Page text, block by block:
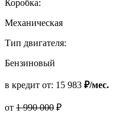
Коробка:
Механическая
Тип двигателя:
Бензиновый
в кредит от: 15 983 ₽/мес.
от 1 990 000 ₽